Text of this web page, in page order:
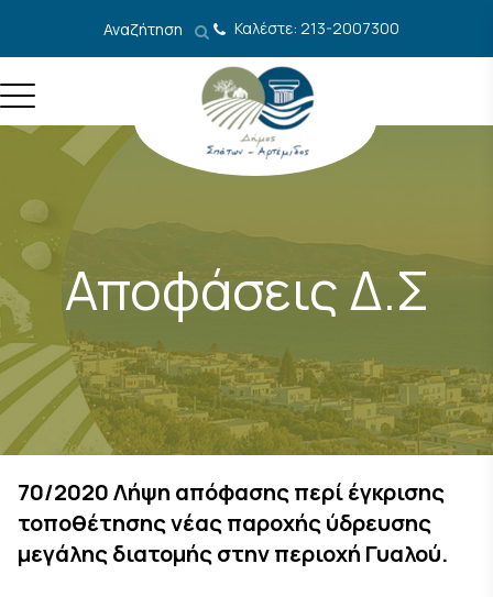
Αναζήτηση Καλέστε: 213-2007300
Αποφάσεις Δ.Σ
70/2020 Λήψη απόφασης περί έγκρισης
τοποθέτησης νέας παροχής ύδρευσης
μεγάλης διατομής στην περιοχή Γυαλού.